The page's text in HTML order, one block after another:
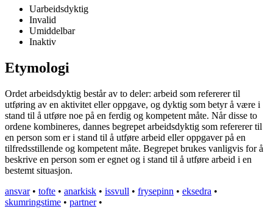
Uarbeidsdyktig
Invalid
Umiddelbar
Inaktiv
Etymologi
Ordet arbeidsdyktig består av to deler: arbeid som refererer til
utføring av en aktivitet eller oppgave, og dyktig som betyr å være i
stand til å utføre noe på en ferdig og kompetent måte. Når disse to
ordene kombineres, dannes begrepet arbeidsdyktig som refererer til
en person som er i stand til å utføre arbeid eller oppgaver på en
tilfredsstillende og kompetent måte. Begrepet brukes vanligvis for å
beskrive en person som er egnet og i stand til å utføre arbeid i en
bestemt situasjon.
ansvar• tofte • anarkisk • issvull • frysepinn • eksedra •
skumringstime • partner•